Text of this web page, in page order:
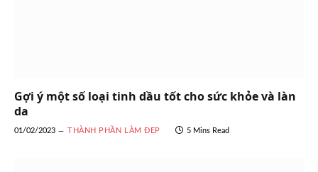
Gợi ý một số loại tinh dầu tốt cho sức khỏe và làn
da
01/02/2023 THÀNH PHẦN LÀM ĐẸP 5 Mins Read